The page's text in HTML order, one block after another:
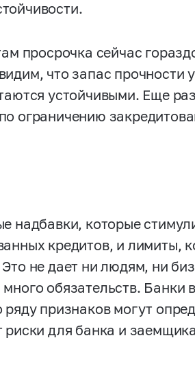
просрочка сейчас
что запас прочности
устойчивыми. Еще
ограничению
надбавки, которые
кредитов, и лимиты,
не дает ни людям, ни
обязательств. Банки
признаков могут
для банка и